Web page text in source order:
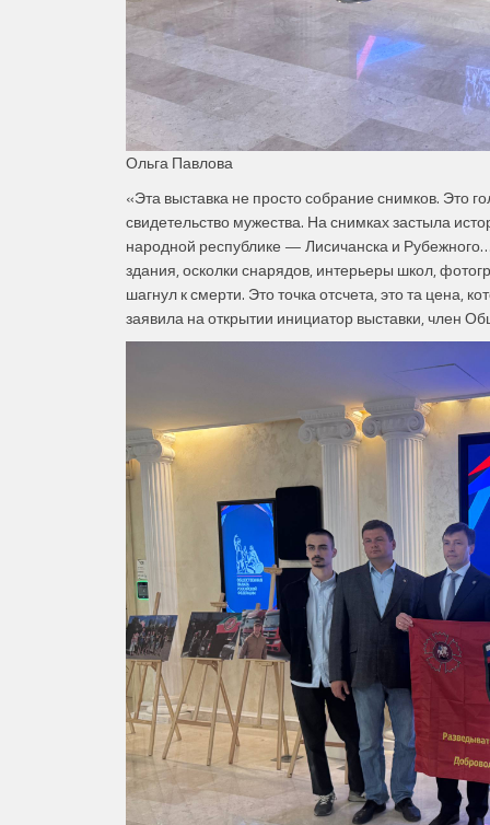
Ольга Павлова
«Эта выставка не просто собрание снимков. Это
свидетельство мужества. На снимках застыла
народной республике — Лисичанска и
здания, осколки снарядов, интерьеры школ,
шагнул к смерти. Это точка отсчета, это та цена,
заявила на открытии инициатор выставки, член